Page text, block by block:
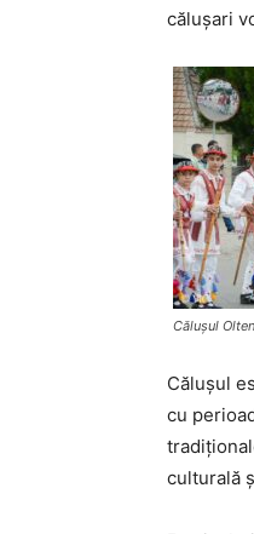
călușari
Călușul
Călușul
cu
culturală